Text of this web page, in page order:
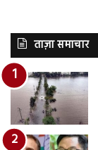
ताज़ा समाचार